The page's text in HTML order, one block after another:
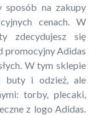
sposób na zakupy
cenach. W
zdecydujesz się
promocyjny Adidas
W tym sklepie
buty i odzież, ale
torby, plecaki,
z logo Adidas.